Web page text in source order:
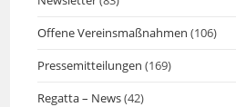
Offene Vereinsmaßnahmen (106)
Pressemitteilungen (169)
Regatta – News(42)